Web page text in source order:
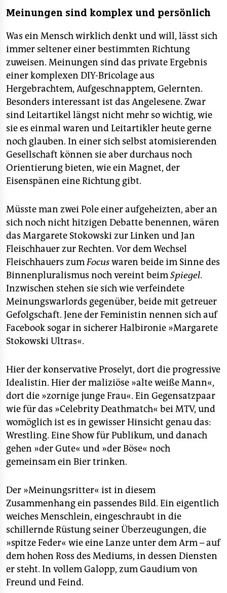
Meinungen sind komplex und persönlich
Was ein Mensch wirklich denkt und will, lässt sich
immer seltener einer bestimmten Richtung
zuweisen. Meinungen sind das private Ergebnis
einer komplexen DIY-Bricolage aus
Hergebrachtem, Aufgeschnapptem, Gelernten.
Besonders interessant ist das Angelesene. Zwar
sind Leitartikel längst nicht mehr so wichtig, wie
sie es einmal waren und Leitartikler heute gerne
noch glauben. In einer sich selbst atomisierenden
Gesellschaft können sie aber durchaus noch
Orientierung bieten, wie ein Magnet, der
Eisenspänen eine Richtung gibt.
Müsste man zwei Pole einer aufgeheizten, aber an
sich noch nicht hitzigen Debatte benennen, wären
das Margarete Stokowski zur Linken und Jan
Fleischhauer zur Rechten. Vor dem Wechsel
Fleischhauers zumFocuswaren beide im Sinne des
Binnenpluralismus noch vereint beimSpiegel.
Inzwischen stehen sie sich wie verfeindete
Meinungswarlords gegenüber, beide mit getreuer
Gefolgschaft. Jene der Feministin nennen sich auf
Facebook sogar in sicherer Halbironie »Margarete
Stokowski Ultras«.
Hier der konservative Proselyt, dort die progressive
Idealistin. Hier der maliziöse »alte weiße Mann«,
dort die »zornige junge Frau«. Ein Gegensatzpaar
wie für das »Celebrity Deathmatch« bei MTV, und
womöglich ist es in gewisser Hinsicht genau das:
Wrestling. Eine Show für Publikum, und danach
gehen »der Gute« und »der Böse« noch
gemeinsam ein Bier trinken.
Der »Meinungsritter« ist in diesem
Zusammenhang ein passendes Bild. Ein eigentlich
weiches Menschlein, eingeschraubt in die
schillernde Rüstung seiner Überzeugungen, die
»spitze Feder« wie eine Lanze unter dem Arm – auf
dem hohen Ross des Mediums, in dessen Diensten
er steht. In vollem Galopp, zum Gaudium von
Freund und Feind.